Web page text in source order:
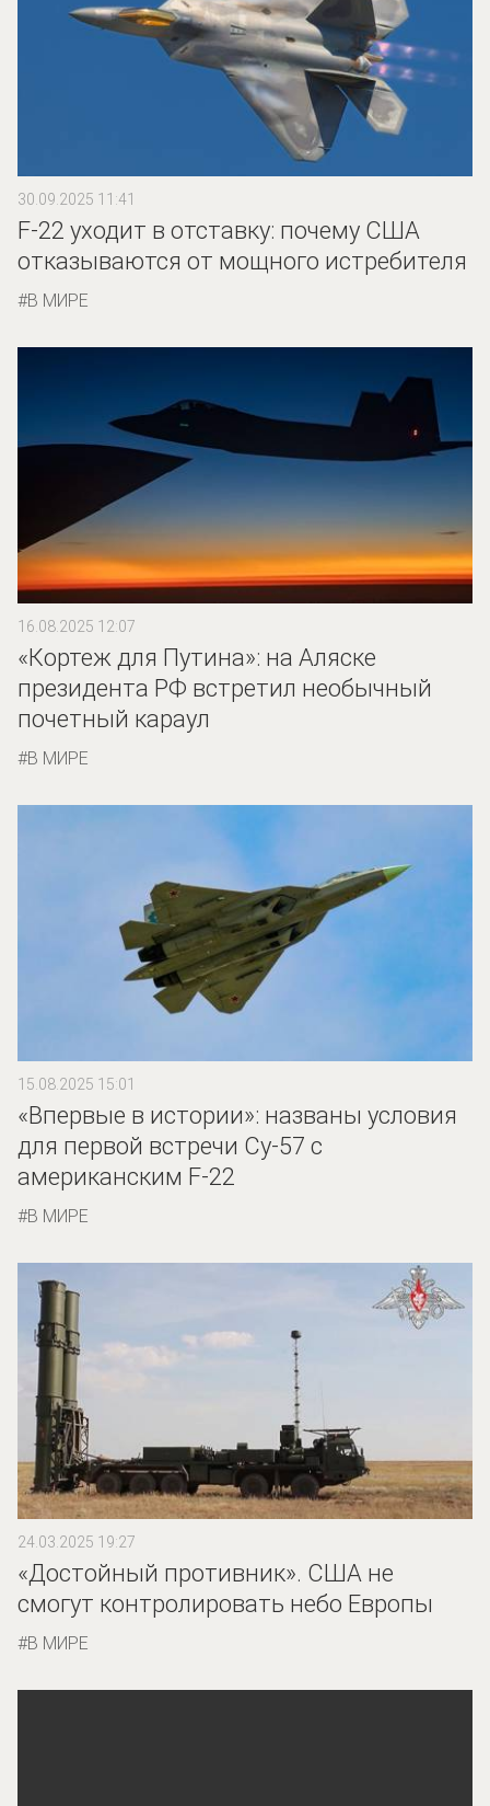
30.09.2025 11:41
F-22 уходит в отставку: почему США
отказываются от мощного истребителя
В МИРЕ
16.08.2025 12:07
«Кортеж для Путина»: на Аляске
президента РФ встретил необычный
почетный караул
В МИРЕ
15.08.2025 15:01
«Впервые в истории»: названы условия
для первой встречи Су-57 с
американским F-22
В МИРЕ
24.03.2025 19:27
«Достойный противник». США не
смогут контролировать небо Европы
В МИРЕ